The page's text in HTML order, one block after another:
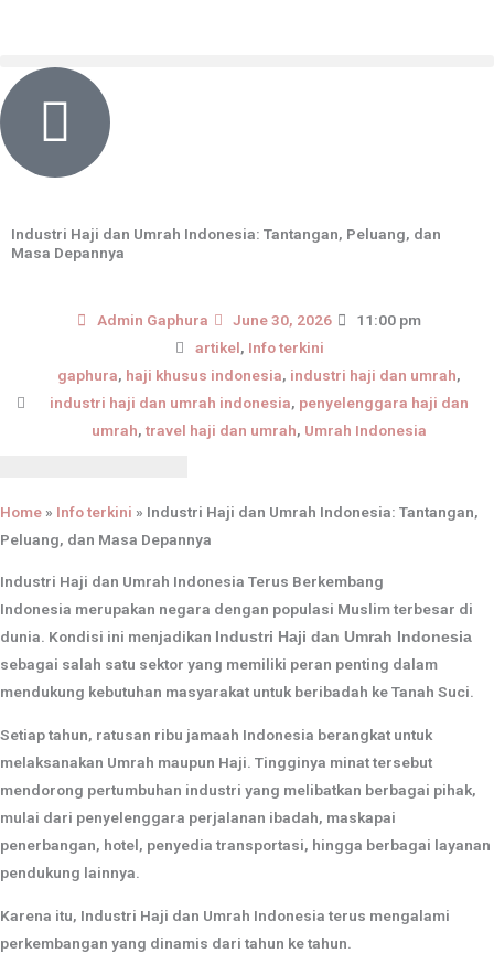
content
Industri Haji dan Umrah Indonesia: Tantangan, Peluang, dan
Masa Depannya
Admin Gaphura June 30, 2026
11:00 pm
artikel, Info terkini
gaphura, haji khusus indonesia, industri haji dan umrah,
industri haji dan umrah indonesia, penyelenggara haji dan
umrah,travel haji dan umrah, Umrah Indonesia
Home » Info terkini » Industri Haji dan Umrah Indonesia: Tantangan,
Peluang, dan Masa Depannya
Industri Haji dan Umrah Indonesia Terus Berkembang
Indonesia merupakan negara dengan populasi Muslim terbesar di
dunia. Kondisi ini menjadikan Industri Haji dan Umrah Indonesia
sebagai salah satu sektor yang memiliki peran penting dalam
mendukung kebutuhan masyarakat untuk beribadah ke Tanah Suci.
Setiap tahun, ratusan ribu jamaah Indonesia berangkat untuk
melaksanakan Umrah maupun Haji. Tingginya minat tersebut
mendorong pertumbuhan industri yang melibatkan berbagai pihak,
mulai dari penyelenggara perjalanan ibadah, maskapai
penerbangan, hotel, penyedia transportasi, hingga berbagai layanan
pendukung lainnya.
Karena itu, Industri Haji dan Umrah Indonesia terus mengalami
perkembangan yang dinamis dari tahun ke tahun.